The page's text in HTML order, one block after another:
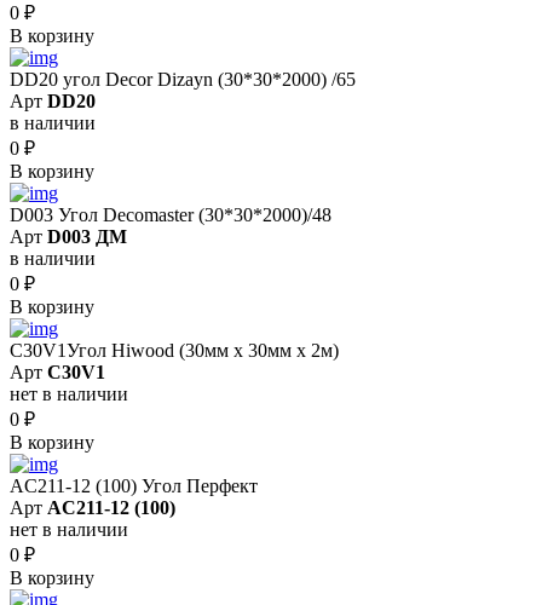
0 ₽
В корзину
DD20 угол Decor Dizayn (30*30*2000) /65
Арт DD20
в наличии
0 ₽
В корзину
D003 Угол Decomaster (30*30*2000)/48
Арт D003 ДМ
в наличии
0 ₽
В корзину
C30V1Угол Hiwood (30мм х 30мм х 2м)
Арт C30V1
нет в наличии
0 ₽
В корзину
AC211-12 (100) Угол Перфект
Арт AC211-12 (100)
нет в наличии
0 ₽
В корзину